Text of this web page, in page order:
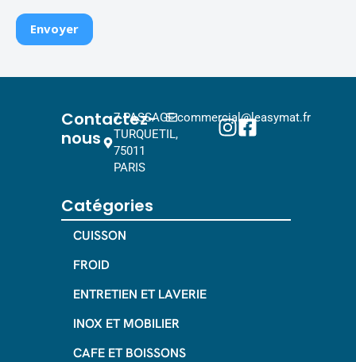
Contactez-
nous
7 PASSAGE
TURQUETIL,
75011
PARIS
commercial@leasymat.fr
Catégories
CUISSON
FROID
ENTRETIEN ET LAVERIE
INOX ET MOBILIER
CAFE ET BOISSONS